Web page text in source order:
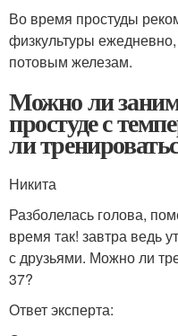
Во время простуды
физкультуры
потовым железам.
Можно ли
простуде с
ли
Никита
Разболелась голова,
время так! завтра ведь
с друзьями. Можно ли
37?
Ответ эксперта: